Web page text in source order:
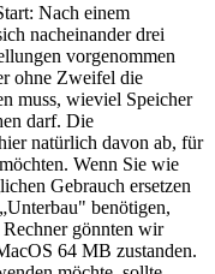
Nach einem
nacheinander drei
vorgenommen
ohne Zweifel die
muss, wieviel Speicher
darf. Die
natürlich davon ab, für
Wenn Sie wie
Gebrauch ersetzen
benötigen,
gönnten wir
64 MB zustanden.